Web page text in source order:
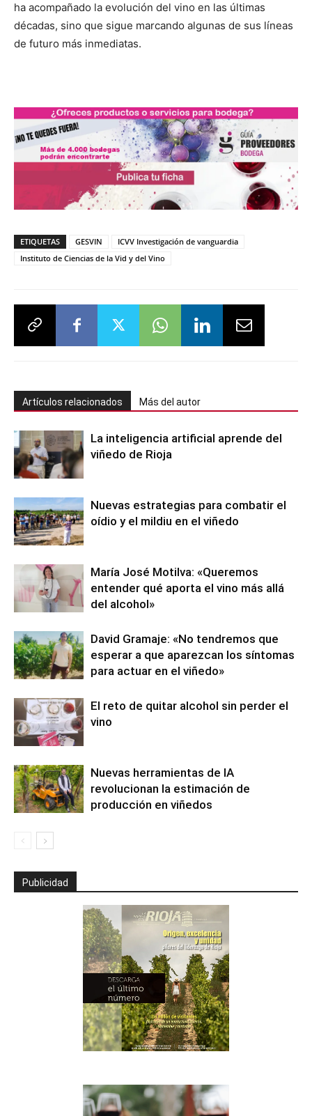
ha acompañado la evolución del vino en las últimas
décadas, sino que sigue marcando algunas de sus líneas
de futuro más inmediatas.
ETIQUETAS GESVIN
ICVV Investigación de vanguardia
Instituto de Ciencias de la Vid y del Vino
Artículos relacionados Más del autor
La inteligencia artificial aprende del
viñedo de Rioja
Nuevas estrategias para combatir el
oídio y el mildiu en el viñedo
María José Motilva: «Queremos
entender qué aporta el vino más allá
del alcohol»
David Gramaje: «No tendremos que
esperar a que aparezcan los síntomas
para actuar en el viñedo»
El reto de quitar alcohol sin perder el
vino
Nuevas herramientas de IA
revolucionan la estimación de
producción en viñedos
Publicidad